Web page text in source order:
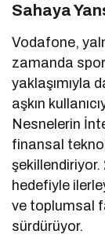
Sahaya
Vodafone,
zamanda
yaklaşımıyla
aşkın
Nesnelerin
finansal
şekillendiriyor.
hedefiyle
ve toplumsal
sürdürüyor.